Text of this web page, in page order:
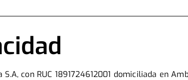
con RUC 1891724612001 domiciliada en